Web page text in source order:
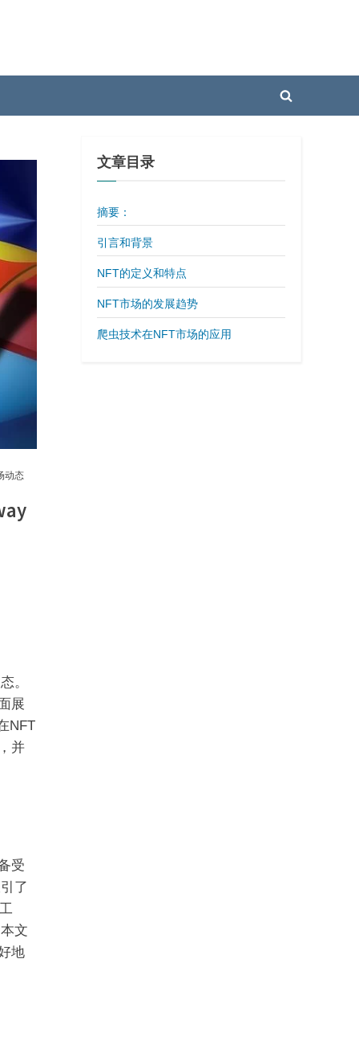
Toggle
动态
。
展
NFT
并
受
了
文
地
文章目录
摘要：
引言和背景
NFT的定义和特点
NFT市场的发展趋势
爬虫技术在NFT市场的应用